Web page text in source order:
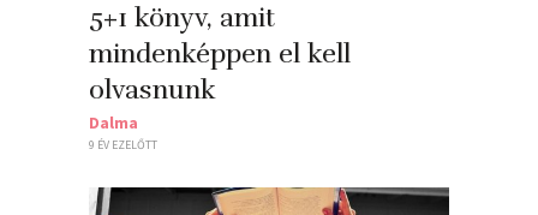
5+1 könyv, amit
mindenképpen el kell
olvasnunk
Dalma
9 ÉV EZELŐTT